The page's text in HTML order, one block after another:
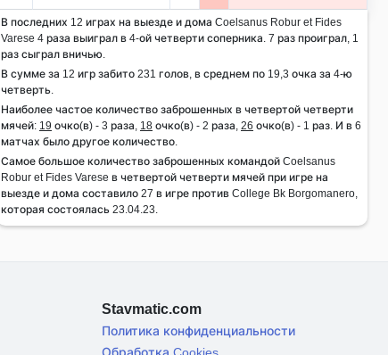
В последних 12 играх на выезде и дома Coelsanus Robur et Fides
Varese 4 раза выиграл в 4-ой четверти соперника. 7 раз проиграл, 1
раз сыграл вничью.
В сумме за 12 игр забито 231 голов, в среднем по 19,3 очка за 4-ю
четверть.
Наиболее частое количество заброшенных в четвертой четверти
мячей: 19 очко(в) - 3 раза, 18 очко(в) - 2 раза, 26 очко(в) - 1 раз. И в 6
матчах было другое количество.
Самое большое количество заброшенных командой Coelsanus
Robur et Fides Varese в четвертой четверти мячей при игре на
выезде и дома составило 27 в игре против College Bk Borgomanero,
которая состоялась 23.04.23.
Stavmatic.com
Политика конфиденциальности
Обработка Cookies